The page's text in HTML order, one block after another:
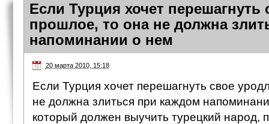
Если Турция хочет перешагнуть
прошлое, то она не должна
напоминании о нем
20 марта 2010, 15:18
Если Турция хочет перешагнуть свое
не должна злиться при каждом
который должен выучить турецкий народ,